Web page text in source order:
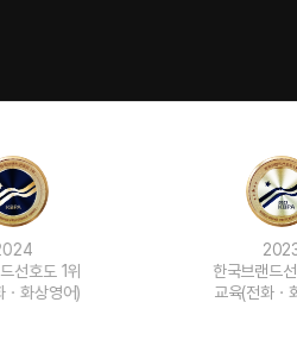
한국브랜드선호도 1위
교육(전화ㆍ화상영어)